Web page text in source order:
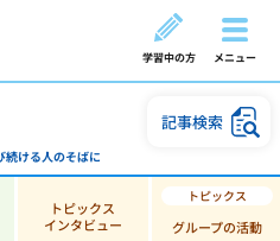
学習中の方 メニュー
続ける人のそばに
記事検索
トピックス
インタビュー
グループの活動